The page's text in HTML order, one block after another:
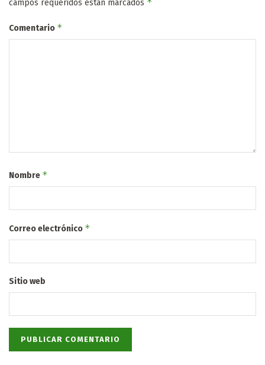
campos requeridos están marcados
Comentario *
Nombre *
Correo electrónico *
Sitio web